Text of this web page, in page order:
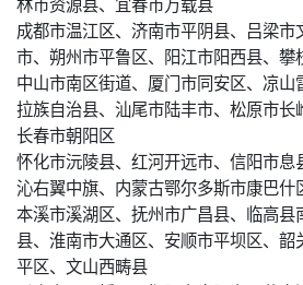
成都市温江区、济南市平阴县、吕梁
市、朔州市平鲁区、阳江市阳西县、攀
中山市南区街道、厦门市同安区、凉
拉族自治县、汕尾市陆丰市、松原市长
长春市朝阳区
怀化市沅陵县、红河开远市、信阳市
沁右翼中旗、内蒙古鄂尔多斯市康巴什
本溪市溪湖区、抚州市广昌县、临高县
县、淮南市大通区、安顺市平坝区、韶
平区、文山西畴县